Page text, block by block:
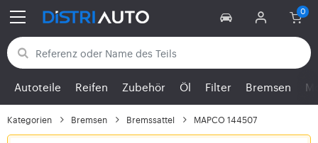
Zurück zu den Kategorien
Autoteile Reifen Zubehör Öl Filter Bremsen
Kategorien Bremsen Bremssattel MAPCO 144507